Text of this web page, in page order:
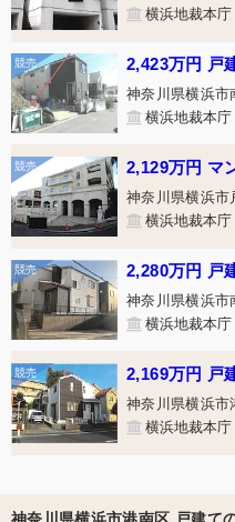
横浜地裁本庁
2,423万円 戸
神奈川県横浜市
横浜地裁本庁
2,129万円 マ
神奈川県横浜市
横浜地裁本庁
2,280万円 戸
神奈川県横浜市
横浜地裁本庁
2,169万円 戸
神奈川県横浜市
横浜地裁本庁